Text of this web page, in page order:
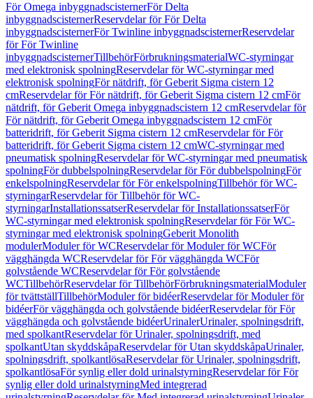
För Omega inbyggnadscisternerFör Delta
inbyggnadscisternerReservdelar för För Delta
inbyggnadscisternerFör Twinline inbyggnadscisternerReservdelar
för För Twinline
inbyggnadscisternerTillbehörFörbrukningsmaterialWC-styrningar
med elektronisk spolningReservdelar för WC-styrningar med
elektronisk spolningFör nätdrift, för Geberit Sigma cistern 12
cmReservdelar för För nätdrift, för Geberit Sigma cistern 12 cmFör
nätdrift, för Geberit Omega inbyggnadscistern 12 cmReservdelar för
För nätdrift, för Geberit Omega inbyggnadscistern 12 cmFör
batteridrift, för Geberit Sigma cistern 12 cmReservdelar för För
batteridrift, för Geberit Sigma cistern 12 cmWC-styrningar med
pneumatisk spolningReservdelar för WC-styrningar med pneumatisk
spolningFör dubbelspolningReservdelar för För dubbelspolningFör
enkelspolningReservdelar för För enkelspolningTillbehör för WC-
styrningarReservdelar för Tillbehör för WC-
styrningarInstallationssatserReservdelar för InstallationssatserFör
WC-styrningar med elektronisk spolningReservdelar för För WC-
styrningar med elektronisk spolningGeberit Monolith
modulerModuler för WCReservdelar för Moduler för WCFör
vägghängda WCReservdelar för För vägghängda WCFör
golvstående WCReservdelar för För golvstående
WCTillbehörReservdelar för TillbehörFörbrukningsmaterialModuler
för tvättställTillbehörModuler för bidéerReservdelar för Moduler för
bidéerFör vägghängda och golvstående bidéerReservdelar för För
vägghängda och golvstående bidéerUrinalerUrinaler, spolningsdrift,
med spolkantReservdelar för Urinaler, spolningsdrift, med
spolkantUtan skyddskåpaReservdelar för Utan skyddskåpaUrinaler,
spolningsdrift, spolkantlösaReservdelar för Urinaler, spolningsdrift,
spolkantlösaFör synlig eller dold urinalstyrningReservdelar för För
synlig eller dold urinalstyrningMed integrerad